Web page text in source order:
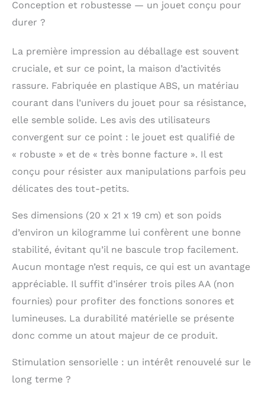
Thanksgiving, nouvel an et pour les
pour le développement précoce. C'est un
cadeau sans écran pour le plaisir des
garçons et des filles - Faites - en le
premier jouet musical éducatif de votre
bébé!
Conception et robustesse — un jouet conçu pour
durer ?
La première impression au déballage est souvent
cruciale, et sur ce point, la maison d’activités
rassure. Fabriquée en plastique ABS, un matériau
courant dans l’univers du jouet pour sa résistance,
elle semble solide. Les avis des utilisateurs
convergent sur ce point : le jouet est qualifié de
« robuste » et de « très bonne facture ». Il est
conçu pour résister aux manipulations parfois peu
délicates des tout-petits.
Ses dimensions (20 x 21 x 19 cm) et son poids
d’environ un kilogramme lui confèrent une bonne
stabilité, évitant qu’il ne bascule trop facilement.
Aucun montage n’est requis, ce qui est un avantage
appréciable. Il suffit d’insérer trois piles AA (non
fournies) pour profiter des fonctions sonores et
lumineuses. La durabilité matérielle se présente
donc comme un atout majeur de ce produit.
Stimulation sensorielle : un intérêt renouvelé sur le
long terme ?